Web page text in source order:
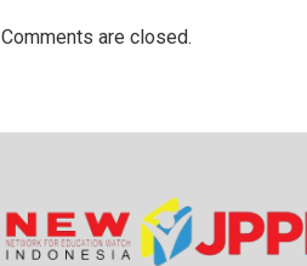
Comments are closed.